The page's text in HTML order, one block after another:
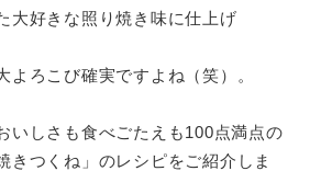
大好きな照り焼き味に仕上げ
よろこび確実ですよね（笑）。
いしさも食べごたえも100点満点の
きつくね」のレシピをご紹介しま